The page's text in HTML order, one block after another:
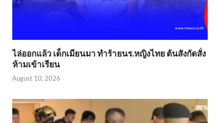
ไล่ออกแล้ว เด็กเมียนมา ทำร้ายนร.หญิงไทย ต้นสังกัดสั่ง
ห้ามเข้าเรียน
August 10, 2026